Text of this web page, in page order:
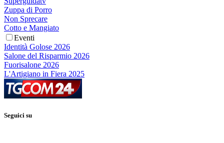
Zuppa di Porro
Non Sprecare
Cotto e Mangiato
Eventi
Identità Golose 2026
Salone del Risparmio 2026
Fuorisalone 2026
L'Artigiano in Fiera 2025
Seguici su